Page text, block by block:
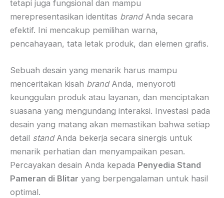
tetapi juga fungsional dan mampu
merepresentasikan identitas brandAnda secara
efektif. Ini mencakup pemilihan warna,
pencahayaan, tata letak produk, dan elemen grafis.
Sebuah desain yang menarik harus mampu
menceritakan kisah brandAnda, menyoroti
keunggulan produk atau layanan, dan menciptakan
suasana yang mengundang interaksi. Investasi pada
desain yang matang akan memastikan bahwa setiap
detail standAnda bekerja secara sinergis untuk
menarik perhatian dan menyampaikan pesan.
Percayakan desain Anda kepada Penyedia Stand
Pameran di Blitar yang berpengalaman untuk hasil
optimal.